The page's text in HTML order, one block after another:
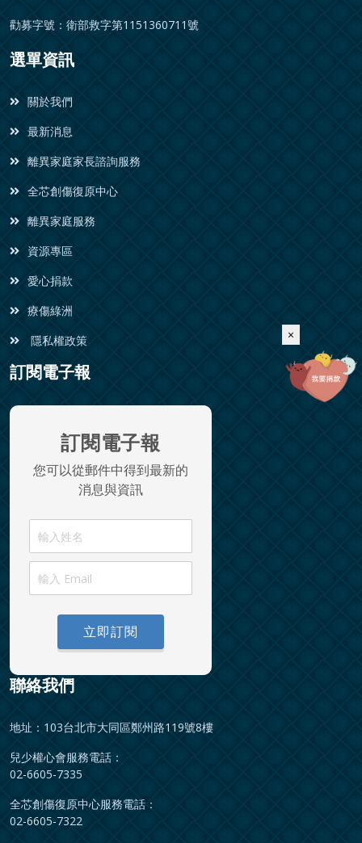
×
勸募字號：衛部救字第1151360711號
選單資訊
關於我們
最新消息
離異家庭家長諮詢服務
全芯創傷復原中心
離異家庭服務
資源專區
愛心捐款
療傷綠洲
隱私權政策
訂閱電子報
訂閱電子報
您可以從郵件中得到最新的
消息與資訊
立即訂閱
聯絡我們
地址：103台北市大同區鄭州路119號8樓
兒少權心會服務電話：
02-6605-7335
全芯創傷復原中心服務電話：
02-6605-7322